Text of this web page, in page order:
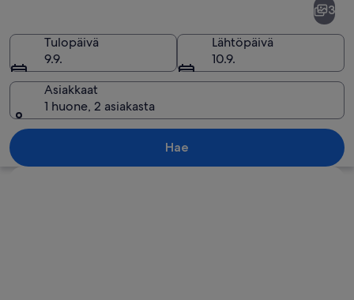
Tiheä metsä peittää vuoren rinteet,
3
Tulopäivä
9.9.
Lähtöpäivä
10.9.
Asiakkaat
1 huone, 2 asiakasta
Hae